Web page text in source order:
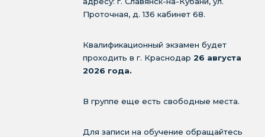
Проточная, д. 136 кабинет 68.
Квалификационный экзамен будет
проходить в г. Краснодар 26 августа
2026 года.
В группе еще есть свободные места.
Для записи на обучение обращайтесь